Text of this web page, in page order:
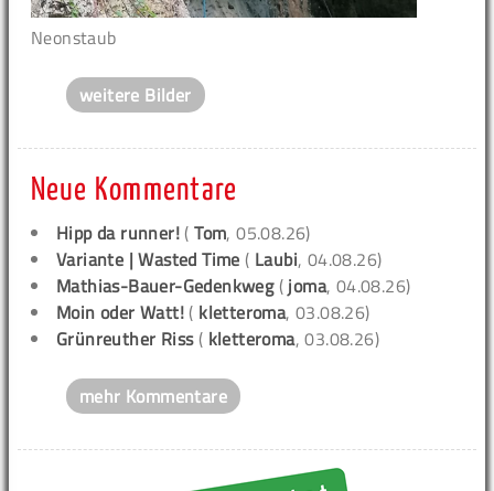
Neonstaub
weitere Bilder
Neue Kommentare
Hipp da runner! (Tom, 05.08.26)
Variante | Wasted Time ( Laubi, 04.08.26)
Mathias-Bauer-Gedenkweg( joma, 04.08.26)
Moin oder Watt! ( kletteroma, 03.08.26)
Grünreuther Riss( kletteroma, 03.08.26)
mehr Kommentare